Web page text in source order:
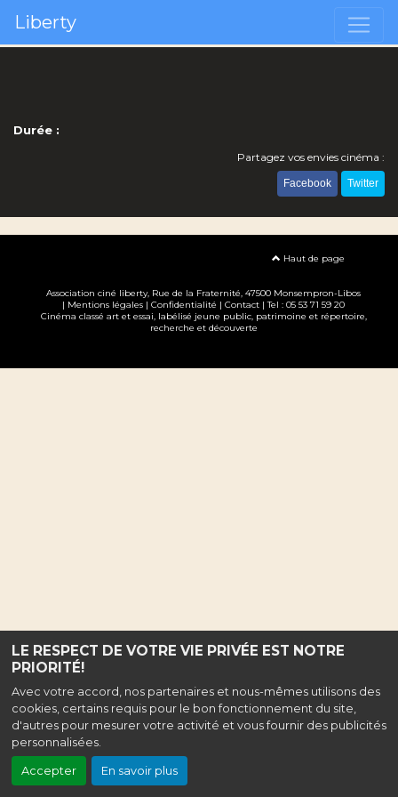
LE RESPECT DE VOTRE VIE PRIVÉE EST NOTRE
PRIORITÉ!
Avec votre accord, nos partenaires et nous-mêmes utilisons des
cookies, certains requis pour le bon fonctionnement du site,
d'autres pour mesurer votre activité et vous fournir des publicités
personnalisées.
Accepter En savoir plus
Liberty
Durée :
Partagez vos envies cinéma :
Facebook Twitter
Haut de page
Association ciné liberty, Rue de la Fraternité, 47500 Monsempron-Libos
| Mentions légales | Confidentialité | Contact | Tel : 05 53 71 59 20
Cinéma classé art et essai, labélisé jeune public, patrimoine et répertoire,
recherche et découverte